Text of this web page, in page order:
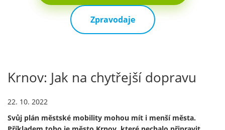
Zpravodaje
Krnov: Jak na chytřejší dopravu
22. 10. 2022
Svůj plán městské mobility mohou mít i menší města.